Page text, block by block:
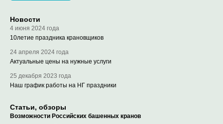
Новости
4 июня 2024 года
10летие праздника крановщиков
24 апреля 2024 года
Актуальные цены на нужные услуги
25 декабря 2023 года
Наш график работы на НГ праздники
Статьи, обзоры
Возможности Российских башенных кранов